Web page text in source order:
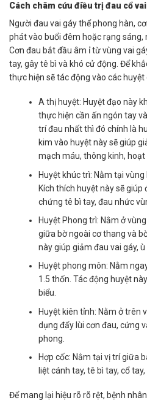
Cách châm cứu điều trị đau cổ
Người đau vai gáy thể phong hàn,
phát vào buổi đêm hoặc rạng sáng,
Cơn đau bắt đầu âm ỉ từ vùng vai
tay, gây tê bì và khó cử động. Để
thực hiện sẽ tác động vào các
A thị huyệt: Huyệt đạo này
thực hiện cần ấn ngón tay
trí đau nhất thì đó chính là
kim vào huyệt này sẽ giúp
mạch máu, thông kinh, hoạt
Huyệt khúc trì: Nằm tại
Kích thích huyệt này sẽ giúp
chứng tê bì tay, đau nhức
Huyệt Phong trì: Nằm ở
giữa bờ ngoài cơ thang và
này giúp giảm đau vai gáy,
Huyệt phong môn: Nằm
1.5 thốn. Tác động huyệt
biểu.
Huyệt kiên tỉnh: Nằm ở trên
dụng đẩy lùi cơn đau, cứng
phong.
Hợp cốc: Nằm tại vị trí giữa
liệt cánh tay, tê bì tay, cổ
Để mang lại hiệu rõ rõ rệt, bệnh